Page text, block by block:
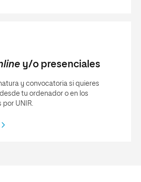
y/o presenciales
y convocatoria si quieres
tu ordenador o en los
UNIR.